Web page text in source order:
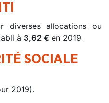
diverses allocations ou
à 3,62 € en 2019.
SOCIALE
2019).